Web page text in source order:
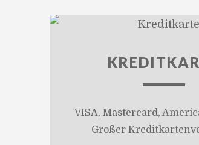
VISA, Mastercard,
Großer